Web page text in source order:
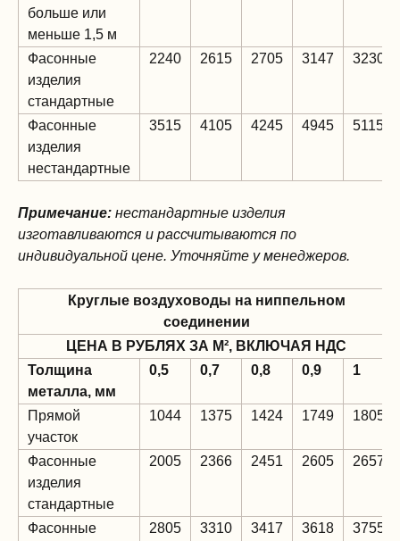
больше или
меньше 1,5 м
Фасонные
изделия
стандартные
2240 2615 2705 3147 3230
Фасонные
изделия
нестандартные
3515 4105 4245 4945 5115
Примечание: нестандартные изделия
изготавливаются и рассчитываются по
индивидуальной цене. Уточняйте у менеджеров.
Круглые воздуховоды на ниппельном
соединении
ЦЕНА В РУБЛЯХ ЗА М², ВКЛЮЧАЯ НДС
Толщина
металла, мм
0,5 0,7 0,8 0,9 1
Прямой
участок
1044 1375 1424 1749 1805
Фасонные
изделия
стандартные
2005 2366 2451 2605 2657
Фасонные
2805 3310 3417 3618 3755